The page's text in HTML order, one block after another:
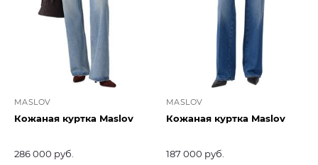
MASLOV
Кожаная куртка Maslov
286 000 руб.
MASLOV
Кожаная куртка Maslov
187 000 руб.